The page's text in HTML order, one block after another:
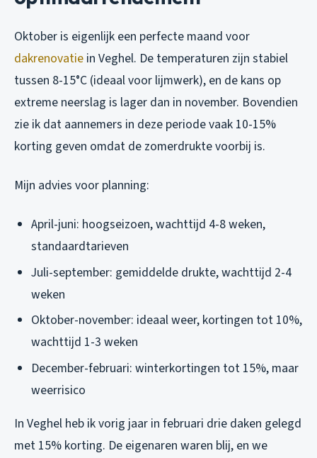
Oktober is eigenlijk een perfecte maand voor
dakrenovatie in Veghel. De temperaturen zijn stabiel
tussen 8-15°C (ideaal voor lijmwerk), en de kans op
extreme neerslag is lager dan in november. Bovendien
zie ik dat aannemers in deze periode vaak 10-15%
korting geven omdat de zomerdrukte voorbij is.
Mijn advies voor planning:
April-juni: hoogseizoen, wachttijd 4-8 weken,
standaardtarieven
Juli-september: gemiddelde drukte, wachttijd 2-4
weken
Oktober-november: ideaal weer, kortingen tot 10%,
wachttijd 1-3 weken
December-februari: winterkortingen tot 15%, maar
weerrisico
In Veghel heb ik vorig jaar in februari drie daken gelegd
met 15% korting. De eigenaren waren blij, en we